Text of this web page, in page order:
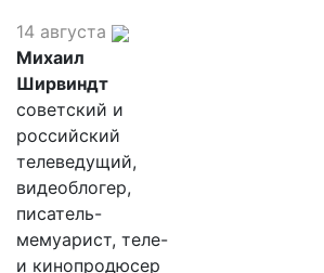
14 августа
Михаил
Ширвиндт
советский и
российский
телеведущий,
видеоблогер,
писатель-
мемуарист, теле-
и кинопродюсер